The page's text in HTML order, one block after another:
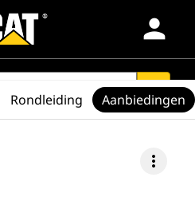
person
search
more_vert
Rondleiding Aanbiedingen